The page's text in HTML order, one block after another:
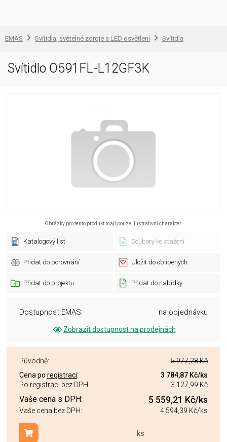
EMAS Svítidla, světelné zdroje a LED osvětlení Svítidla
Svítidlo O591FL-L12GF3K
Obrázky pro tento produkt mají pouze ilustrativní charakter.
Katalogový list Soubory ke stažení
Přidat do porovnání Uložit do oblíbených
Přidat do projektu Přidat do nabídky
Dostupnost EMAS: na objednávku
Zobrazit dostupnost na prodejnách
Původně:
5 977,28 Kč
Cena po registraci: 3 784,87 Kč/ks
Po registraci bez DPH:
3 127,99 Kč
Vaše cena s DPH: 5 559,21 Kč/ks
Vaše cena bez DPH: 4 594,39 Kč/ks
ks
Přidat do košíku